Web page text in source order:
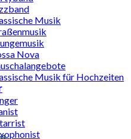
Musik
Nova
Musik für Hochzeiten